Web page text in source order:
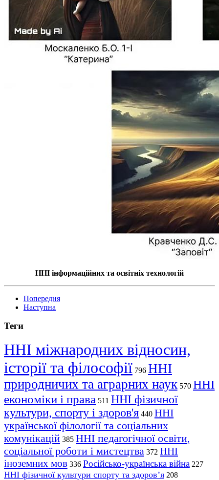
ННІ інформаційних та освітніх технологій
Попередня
Наступна
Теги
ННІ міжнародних відносин,
історії та філософії 796 ННІ
природничих та аграрних наук 570 ННІ
економіки і права 511 ННІ фізичної
культури, спорту і здоров'я 440 ННІ
української філології та соціальних
комунікацій 385 ННІ педагогічної освіти,
соціальної роботи і мистецтва 372 ННІ
іноземних мов 336 Російсько-українська війна 227
ННІ фізичної культури спорту та здоров’я 208